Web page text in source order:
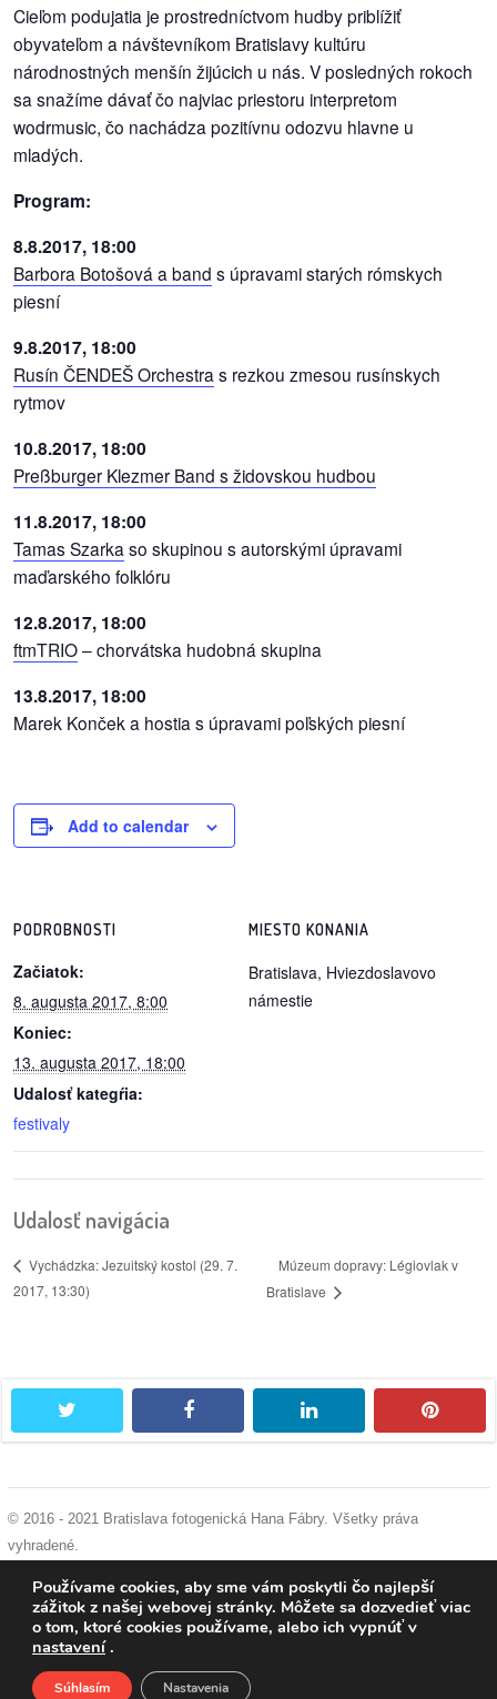
konania
stavebné
konania
konania
dobrá
prax
práca
odkazy
petície
médií
videá
vychádzky
/
nás
podporte
podporili
nás
autorské
Cieľom podujatia je prostredníctvom hudby priblížiť
obyvateľom a návštevníkom Bratislavy kultúru
národnostných menšín žijúcich u nás. V posledných rokoch
sa snažíme dávať čo najviac priestoru interpretom
wodrmusic, čo nachádza pozitívnu odozvu hlavne u
mladých.
Program:
8.8.2017, 18:00
Barbora Botošová a band s úpravami starých rómskych
piesní
9.8.2017, 18:00
Rusín ČENDEŠ Orchestra s rezkou zmesou rusínskych
rytmov
10.8.2017, 18:00
Preßburger Klezmer Band s židovskou hudbou
11.8.2017, 18:00
Tamas Szarka so skupinou s autorskými úpravami
maďarského folklóru
12.8.2017, 18:00
ftmTRIO– chorvátska hudobná skupina
13.8.2017, 18:00
Marek Konček a hostia s úpravami poľských piesní
Add to calendar
PODROBNOSTI
Začiatok:
8. augusta 2017, 8:00
Koniec:
13. augusta 2017, 18:00
Udalosť kategŕia:
festivaly
MIESTO KONANIA
Bratislava, Hviezdoslavovo
námestie
Udalosť navigácia
Vychádzka: Jezuitský kostol (29. 7.
2017, 13:30)
Múzeum dopravy: Légiovlak v
Bratislave
facebook linkedin
© 2016 - 2021 Bratislava fotogenická Hana Fábry. Všetky práva
vyhradené.
cookies
Domov O nás
Používame cookies, aby sme vám poskytli čo najlepší
zážitok z našej webovej stránky. Môžete sa dozvedieť viac
o tom, ktoré cookies používame, alebo ich vypnúť v
nastavení .
Súhlasím Nastavenia